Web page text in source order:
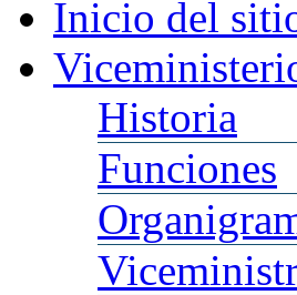
Inicio del
Historia
Funciones